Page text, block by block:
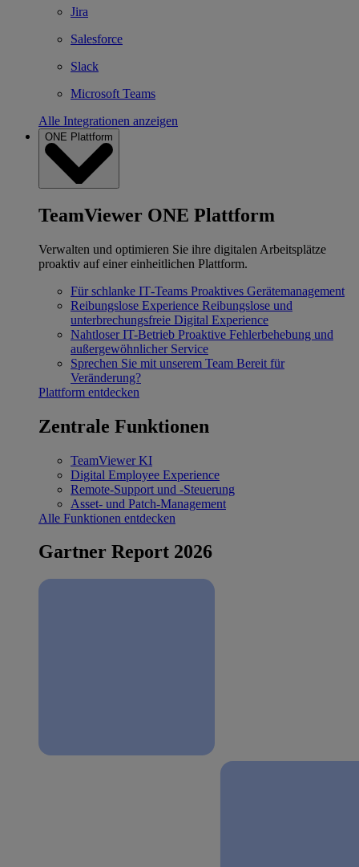
Jira
Salesforce
Slack
Microsoft Teams
Alle Integrationen anzeigen
ONE Plattform
TeamViewer ONE Plattform
Verwalten und optimieren Sie ihre digitalen Arbeitsplätze
proaktiv auf einer einheitlichen Plattform.
Für schlanke IT‐Teams Proaktives Gerätemanagement
Reibungslose Experience Reibungslose und
unterbrechungsfreie Digital Experience
Nahtloser IT-Betrieb Proaktive Fehlerbehebung und
außergewöhnlicher Service
Sprechen Sie mit unserem Team Bereit für
Veränderung?
Plattform entdecken
Zentrale Funktionen
TeamViewer KI
Digital Employee Experience
Remote-Support und -Steuerung
Asset- und Patch-Management
Alle Funktionen entdecken
Gartner Report 2026